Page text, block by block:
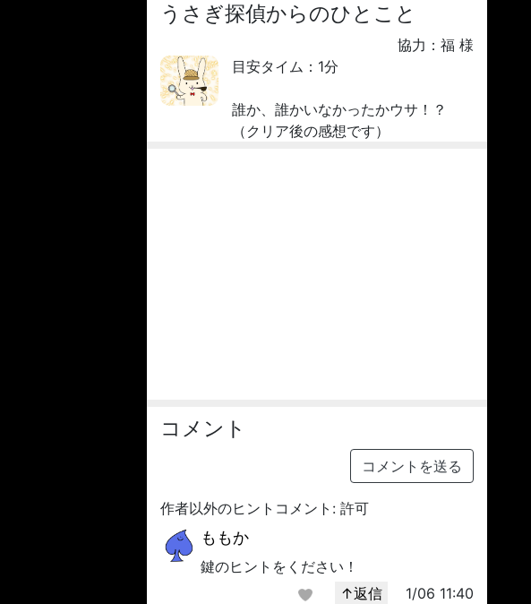
うさぎ探偵からのひとこと
協力：福 様
目安タイム：1分
誰か、誰かいなかったかウサ！？
（クリア後の感想です）
コメント
コメントを送る
作者以外のヒントコメント: 許可
ももか
鍵のヒントをください！
↑返信
1/06 11:40